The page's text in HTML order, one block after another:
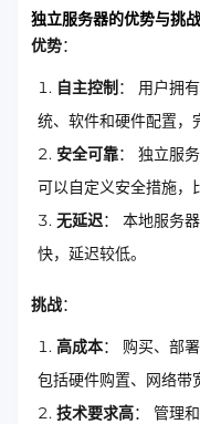
独立服务器的优势与挑战
优势：
自主控制 ： 用户拥
统、软件和硬件配置，
安全可靠： 独立服
可以自定义安全措施，
无延迟： 本地服务
快，延迟较低。
挑战：
高成本： 购买、部
包括硬件购置、网络带
技术要求高： 管理